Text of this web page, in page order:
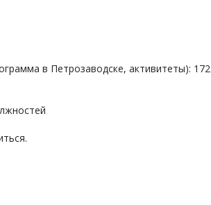
в Петрозаводске, активитеты): 172